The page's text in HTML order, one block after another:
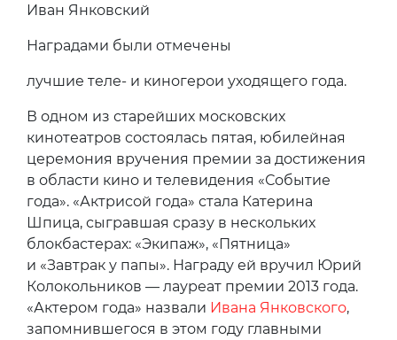
Иван Янковский
Наградами были отмечены
лучшие теле- и киногерои уходящего года.
В одном из старейших московских
кинотеатров состоялась пятая, юбилейная
церемония вручения премии за достижения
в области кино и телевидения «Событие
года». «Актрисой года» стала Катерина
Шпица, сыгравшая сразу в нескольких
блокбастерах: «Экипаж», «Пятница»
и «Завтрак у папы». Награду ей вручил Юрий
Колокольников — лауреат премии 2013 года.
«Актером года» назвали Ивана Янковского,
запомнившегося в этом году главными